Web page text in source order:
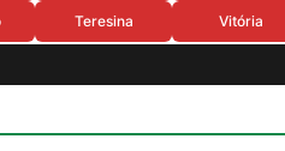
Teresina Vitória